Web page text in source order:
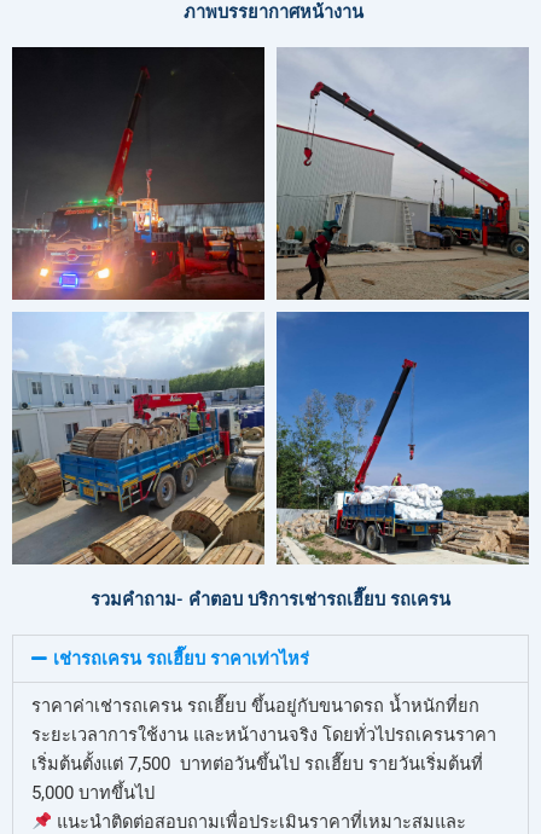
ภาพบรรยากาศหน้างาน
รวมคำถาม- คำตอบ บริการเช่ารถเฮี๊ยบ รถเครน
เช่ารถเครน รถเฮี๊ยบ ราคาเท่าไหร่
ราคาค่าเช่ารถเครน รถเฮี๊ยบ ขึ้นอยู่กับขนาดรถ น้ำหนักที่ยก
ระยะเวลาการใช้งาน และหน้างานจริง โดยทั่วไปรถเครนราคา
เริ่มต้นตั้งแต่ 7,500 บาทต่อวันขึ้นไป รถเฮี๊ยบ รายวันเริ่มต้นที่
5,000 บาทขึ้นไป
แนะนำติดต่อสอบถามเพื่อประเมินราคาที่เหมาะสมและ